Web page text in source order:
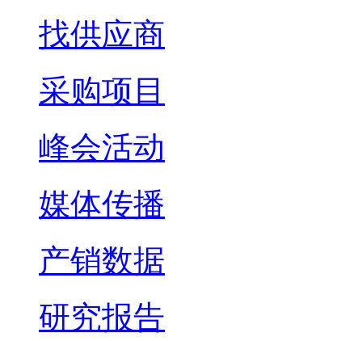
找供应商
采购项目
峰会活动
媒体传播
产销数据
研究报告